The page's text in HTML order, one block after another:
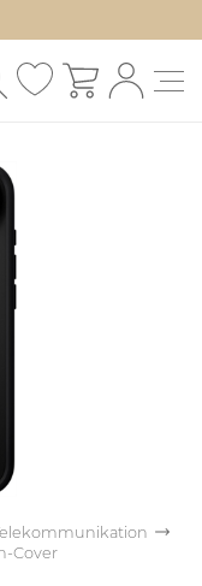
Cover